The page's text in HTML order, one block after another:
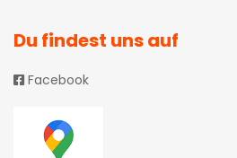
Du findest uns auf
Facebook